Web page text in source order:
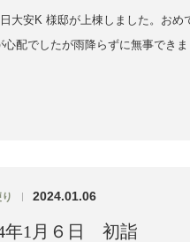
大安K 様邸が上棟しました。おめ
心配でしたが雨降らずに無事でき
| 2024.01.06
年1月６日 初詣